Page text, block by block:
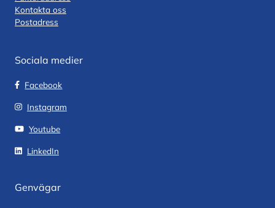
Kontakta oss
Postadress
Sociala medier
Facebook
Instagram
Youtube
LinkedIn
Genvägar